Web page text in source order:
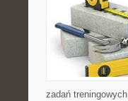
zadań